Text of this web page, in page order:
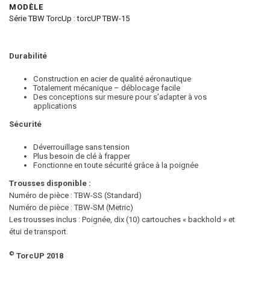
MODÈLE
Série TBW TorcUp : torcUP TBW-15
Durabilité
Construction en acier de qualité aéronautique
Totalement mécanique – déblocage facile
Des conceptions sur mesure pour s’adapter à vos
applications
Sécurité
Déverrouillage sans tension
Plus besoin de clé à frapper
Fonctionne en toute sécurité grâce à la poignée
Trousses disponible :
Numéro de pièce : TBW-SS (Standard)
Numéro de pièce : TBW-SM (Metric)
Les trousses inclus : Poignée, dix (10) cartouches « backhold » et
étui de transport.
© TorcUP 2018